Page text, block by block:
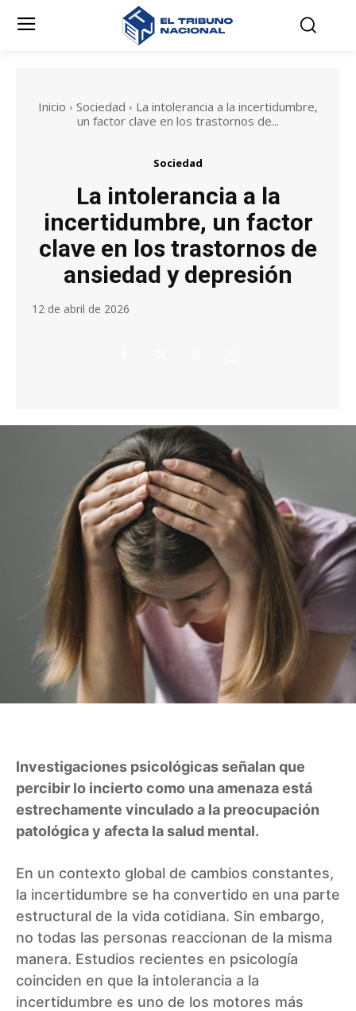
Inicio Sociedad
La intolerancia a la incertidumbre,
un factor clave en los trastornos de...
Sociedad
La intolerancia a la
incertidumbre, un factor
clave en los trastornos de
ansiedad y depresión
12 de abril de 2026
Investigaciones psicológicas señalan que
percibir lo incierto como una amenaza está
estrechamente vinculado a la preocupación
patológica y afecta la salud mental.
En un contexto global de cambios constantes,
la incertidumbre se ha convertido en una parte
estructural de la vida cotidiana. Sin embargo,
no todas las personas reaccionan de la misma
manera. Estudios recientes en psicología
coinciden en que la intolerancia a la
incertidumbre es uno de los motores más